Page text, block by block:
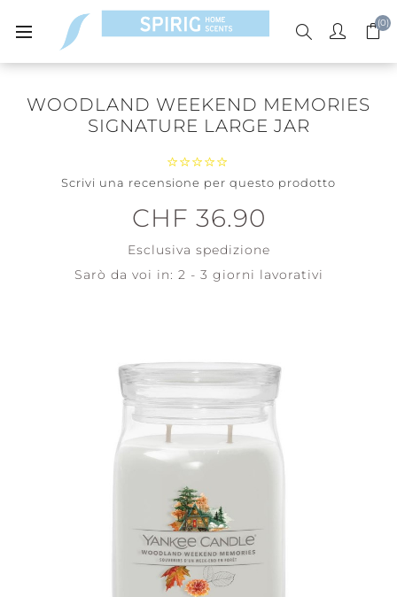
(0)
WOODLAND WEEKEND MEMORIES
SIGNATURE LARGE JAR
Scrivi una recensione per questo prodotto
CHF 36.90
Esclusiva spedizione
Sarò da voi in: 2 - 3 giorni lavorativi